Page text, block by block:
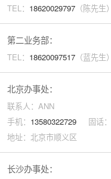
TEL： 18620029797（陈先生）
第二业务部：
TEL： 18620097517（蓝先生）
北京办事处：
联系人：ANN
手机： 13580322729固话：
地址：北京市顺义区
长沙办事处：